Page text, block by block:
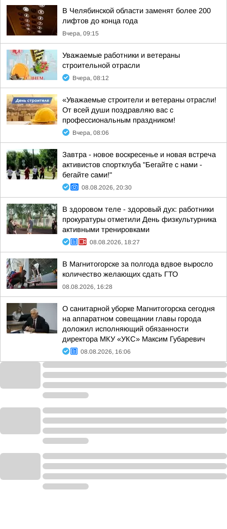
В Челябинской области заменят более 200
лифтов до конца года
Вчера, 09:15
Уважаемые работники и ветераны
строительной отрасли
Вчера, 08:12
«Уважаемые строители и ветераны отрасли!
От всей души поздравляю вас с
профессиональным праздником!
Вчера, 08:06
Завтра - новое воскресенье и новая встреча
активистов спортклуба "Бегайте с нами -
бегайте сами!"
08.08.2026, 20:30
В здоровом теле - здоровый дух: работники
прокуратуры отметили День физкультурника
активными тренировками
08.08.2026, 18:27
В Магнитогорске за полгода вдвое выросло
количество желающих сдать ГТО
08.08.2026, 16:28
О санитарной уборке Магнитогорска сегодня
на аппаратном совещании главы города
доложил исполняющий обязанности
директора МКУ «УКС» Максим Губаревич
08.08.2026, 16:06